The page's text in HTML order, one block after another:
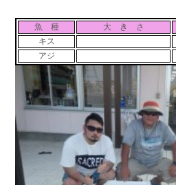
お問い合わせ
Contact us
採用情報
Recruit
魚 種 大 き さ
キス
アジ